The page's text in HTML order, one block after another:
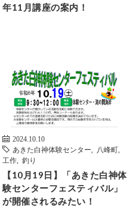
年11月講座の案内！
2024.10.10
あきた白神体験センター
八峰町
工作
釣り
【10月19日】「あきた白神体
験センターフェスティバル」
が開催されるみたい！